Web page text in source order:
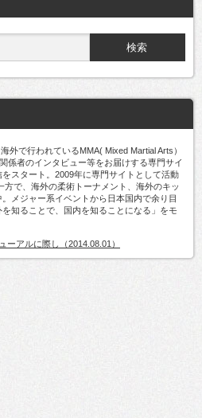
外で行われているMMA( Mixed Martial Arts）
係者のインタビュー等をお届けする専門サイ
をスタート。2009年に専門サイトとして活動
方で、海外の柔術トーナメント、海外のキッ
メジャー系イベントから日本国内で余り目
知ることで、国内を知ることになる」をモ
ーアルに際し（2014.08.01）